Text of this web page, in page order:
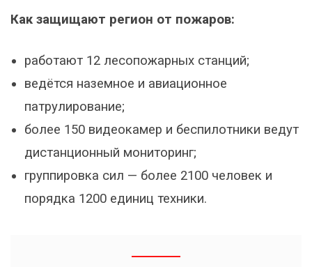
Как защищают регион от пожаров:
работают 12 лесопожарных станций;
ведётся наземное и авиационное
патрулирование;
более 150 видеокамер и беспилотники ведут
дистанционный мониторинг;
группировка сил — более 2100 человек и
порядка 1200 единиц техники.